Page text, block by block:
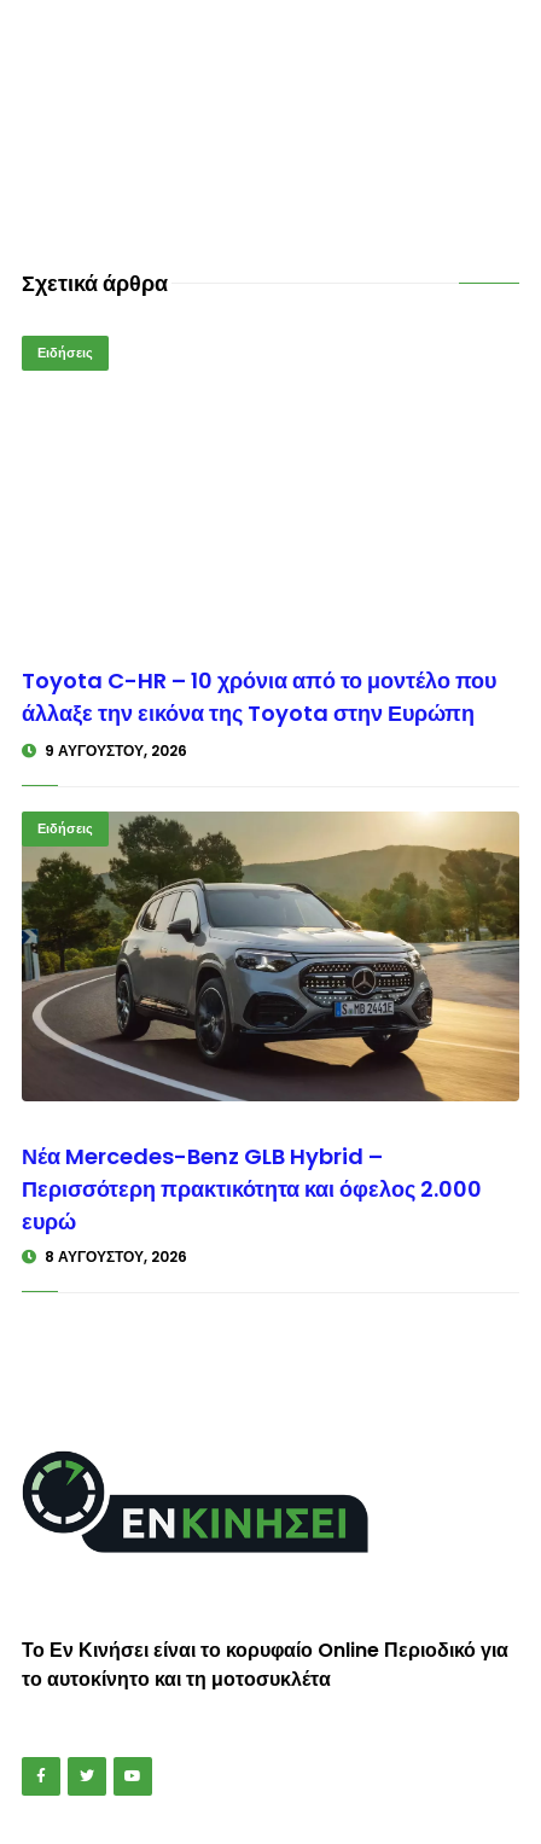
Σχετικά άρθρα
Ειδήσεις
© enkinisi.gr
Toyota C-HR – 10 χρόνια από το μοντέλο που
άλλαξε την εικόνα της Toyota στην Ευρώπη
9 ΑΥΓΟΎΣΤΟΥ, 2026
Ειδήσεις
Νέα Mercedes-Benz GLB Hybrid –
Περισσότερη πρακτικότητα και όφελος 2.000
ευρώ
8 ΑΥΓΟΎΣΤΟΥ, 2026
Το Εν Κινήσει είναι το κορυφαίο Online Περιοδικό για
το αυτοκίνητο και τη μοτοσυκλέτα